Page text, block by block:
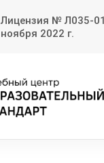
Лицензия № Л035-
ноября 2022 г.